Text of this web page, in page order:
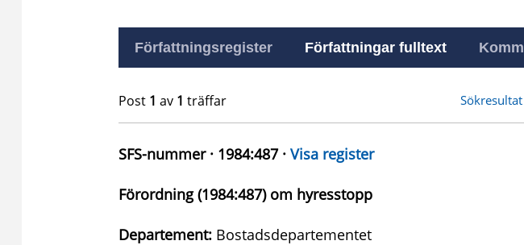
Författningsregister Författningar fulltext
Post 1 av 1 träffar Sökresultat
SFS-nummer · 1984:487 · Visa register
Förordning (1984:487) om hyresstopp
Departement: Bostadsdepartementet